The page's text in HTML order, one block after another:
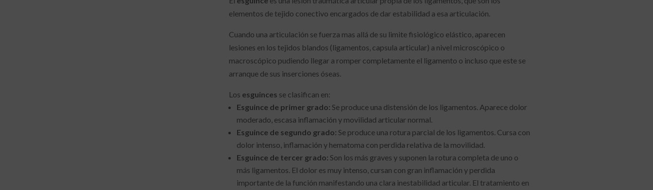
elementos de tejido conectivo encargados de dar estabilidad a esa articulación.
Cuando una articulación se fuerza mas allá de su limite fisiológico elástico, aparecen
lesiones en los tejidos blandos (ligamentos, capsula articular) a nivel microscópico o
macroscópico pudiendo llegar a romper completamente el ligamento o incluso que este se
arranque de sus inserciones óseas.
Los esguinces se clasifican en:
Esguince de primer grado: Se produce una distensión de los ligamentos. Aparece dolor
moderado, escasa inflamación y movilidad articular normal.
Esguince de segundo grado: Se produce una rotura parcial de los ligamentos. Cursa con
dolor intenso, inflamación y hematoma con perdida relativa de la movilidad.
Esguince de tercer grado: Son los más graves y suponen la rotura completa de uno o
más ligamentos. El dolor es muy intenso, cursan con gran inflamación y perdida
importante de la función manifestando una clara inestabilidad articular. El tratamiento en